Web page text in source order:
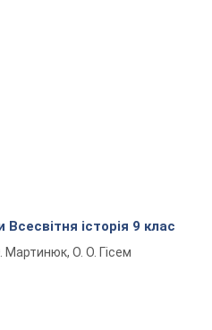
Всесвітня історія 9 клас
Мартинюк, О. О. Гісем